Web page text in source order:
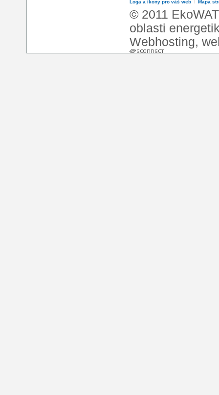
Loga a ikony pro váš web Mapa
© 2011
oblasti
Webhosting,